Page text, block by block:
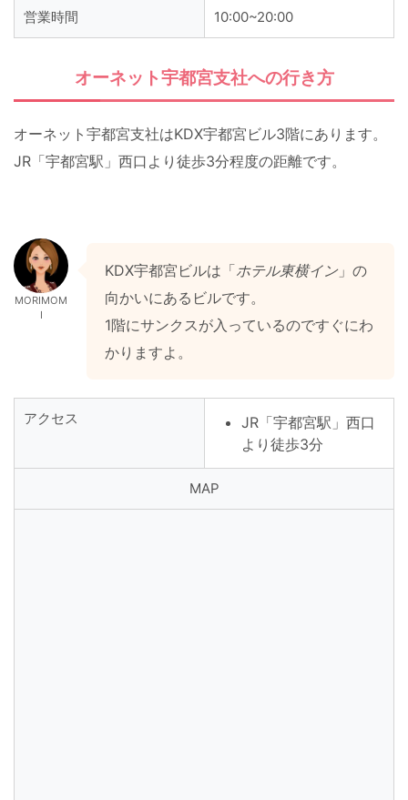
営業時間 10:00~20:00
オーネット宇都宮支社への行き方
オーネット宇都宮支社はKDX宇都宮ビル3階にあります。
JR「宇都宮駅」西口より徒歩3分程度の距離です。
MORIMOM
I
KDX宇都宮ビルは「ホテル東横イン」の
向かいにあるビルです。
1階にサンクスが入っているのですぐにわ
かりますよ。
アクセス
JR「宇都宮駅」西口
より徒歩3分
MAP